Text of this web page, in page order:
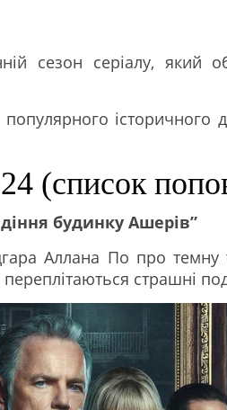
сезон серіалу, який
історичного
(список
будинку Ашерів”
Аллана По про темну
страшні